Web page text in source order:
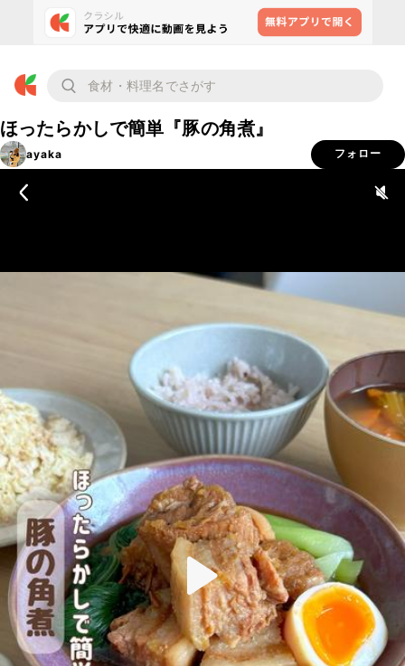
ほったらかしで簡単『豚の角煮』
ayaka フォロー